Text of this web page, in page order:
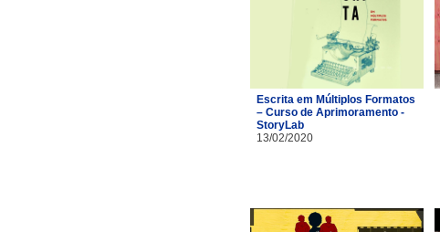
Escrita em Múltiplos Formatos
– Curso de Aprimoramento -
StoryLab
13/02/2020